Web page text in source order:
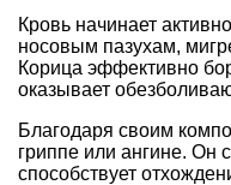
Кровь начинает
носовым пазухам,
Корица эффективно
оказывает
Благодаря своим
гриппе или ангине. Он
способствует